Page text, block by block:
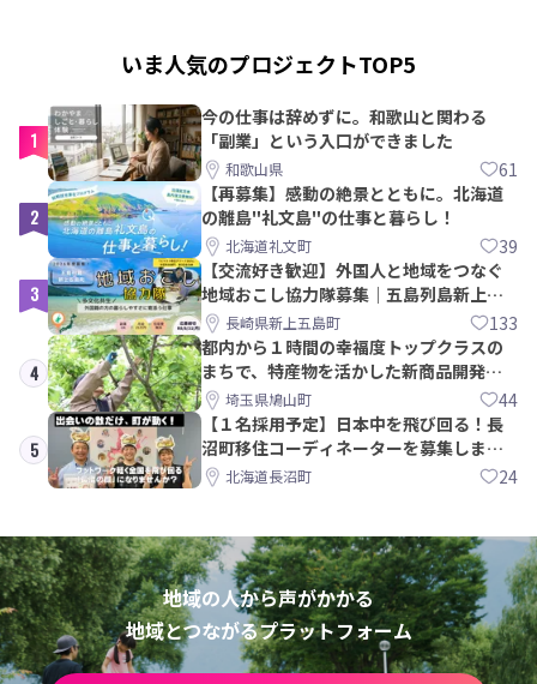
いま人気のプロジェクトTOP5
1
今の仕事は辞めずに。和歌山と関わる
「副業」という入口ができました
和歌山県 61
2
【再募集】感動の絶景とともに。北海道
の離島"礼文島"の仕事と暮らし！
北海道礼文町 39
3
【交流好き歓迎】外国人と地域をつなぐ
地域おこし協力隊募集｜五島列島新上五
島町長崎県新上五島町 133
4
都内から１時間の幸福度トップクラスの
まちで、特産物を活かした新商品開発＆
PRメンバー募集！
埼玉県鳩山町 44
5
【１名採用予定】日本中を飛び回る！長
沼町移住コーディネーターを募集しま
す！北海道長沼町 24
地域の人から声がかかる
地域とつながるプラットフォーム